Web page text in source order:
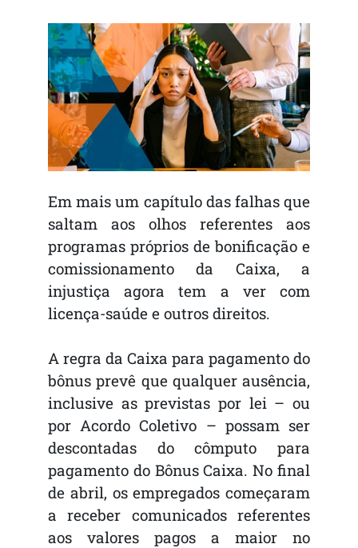
Em mais um capítulo das falhas que
saltam aos olhos referentes aos
programas próprios de bonificação e
comissionamento da Caixa, a
injustiça agora tem a ver com
licença-saúde e outros direitos.
A regra da Caixa para pagamento do
bônus prevê que qualquer ausência,
inclusive as previstas por lei – ou
por Acordo Coletivo – possam ser
descontadas do cômputo para
pagamento do Bônus Caixa. No final
de abril, os empregados começaram
a receber comunicados referentes
aos valores pagos a maior no